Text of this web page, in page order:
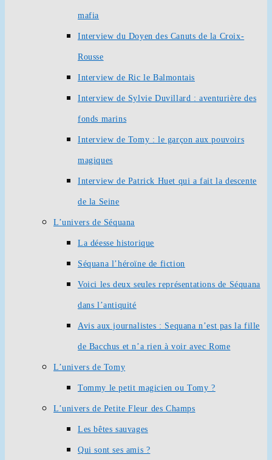
mafia
Interview du Doyen des Canuts de la Croix-
Rousse
Interview de Ric le Balmontais
Interview de Sylvie Duvillard : aventurière des
fonds marins
Interview de Tomy : le garçon aux pouvoirs
magiques
Interview de Patrick Huet qui a fait la descente
de la Seine
L’univers de Séquana
La déesse historique
Séquana l’héroïne de fiction
Voici les deux seules représentations de Séquana
dans l’antiquité
Avis aux journalistes : Sequana n’est pas la fille
de Bacchus et n’a rien à voir avec Rome
L’univers de Tomy
Tommy le petit magicien ou Tomy ?
L’univers de Petite Fleur des Champs
Les bêtes sauvages
Qui sont ses amis ?